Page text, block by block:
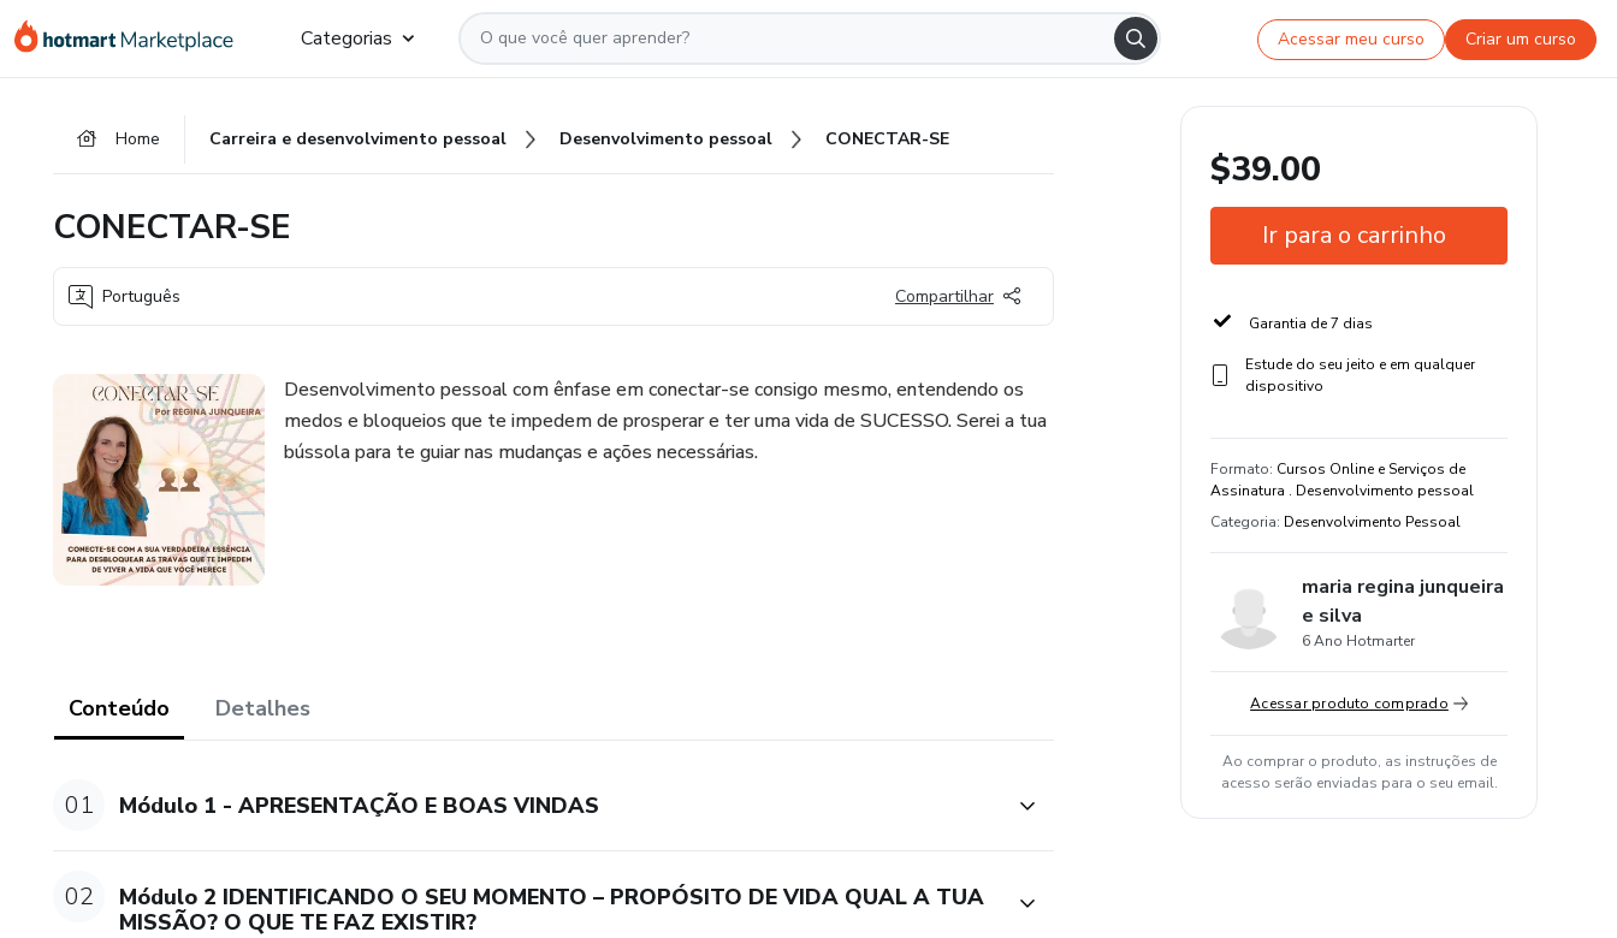
para
para
para
Categorias Acessar meu curso Criar um curso
Home Carreira e desenvolvimento pessoal Desenvolvimento pessoal CONECTAR-SE
CONECTAR-SE
Português Compartilhar
Desenvolvimento pessoal com ênfase em conectar-se consigo mesmo, entendendo os
medos e bloqueios que te impedem de prosperar e ter uma vida de SUCESSO. Serei a tua
bússola para te guiar nas mudanças e ações necessárias.
Conteúdo Detalhes
01 Módulo 1 - APRESENTAÇÃO E BOAS VINDAS
02
Módulo 2 IDENTIFICANDO O SEU MOMENTO – PROPÓSITO DE VIDA QUAL A TUA
MISSÃO? O QUE TE FAZ EXISTIR?
$39.00
Ir para o carrinho
Garantia de 7 dias
Estude do seu jeito e em qualquer
dispositivo
Formato: Cursos Online e Serviços de
Assinatura . Desenvolvimento pessoal
Categoria: Desenvolvimento Pessoal
maria regina junqueira
e silva
6 Ano Hotmarter
Acessar produto comprado
Ao comprar o produto, as instruções de
acesso serão enviadas para o seu email.